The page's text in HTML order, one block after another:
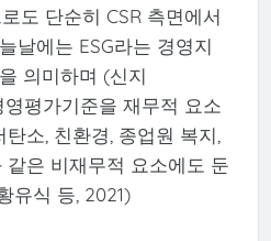
도 단순히 CSR 측면에서
날에는 ESG라는 경영지
의미하며 (신지
평가기준을 재무적 요소
소, 친환경, 종업원 복지,
같은 비재무적 요소에도 둔
유식 등, 2021)